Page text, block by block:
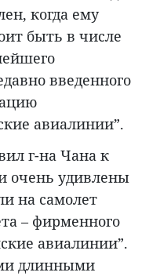
когда ему
быть в числе
введенного
авиалинии”.
г-на Чана к
очень удивлены
на самолет
– фирменного
авиалинии”.
длинными